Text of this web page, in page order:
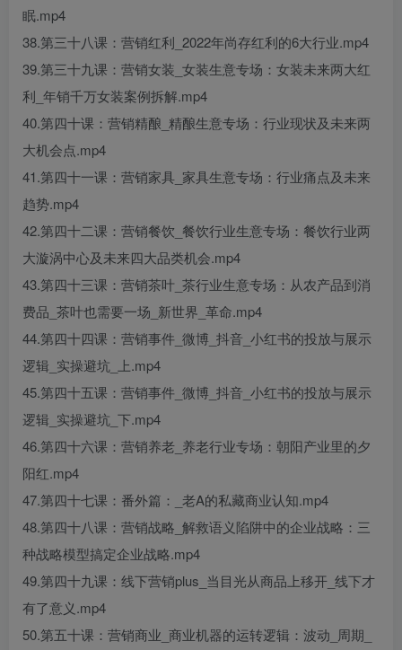
眠.mp4
38.第三十八课：营销红利_2022年尚存红利的6大行业.mp4
39.第三十九课：营销女装_女装生意专场：女装未来两大红
利_年销千万女装案例拆解.mp4
40.第四十课：营销精酿_精酿生意专场：行业现状及未来两
大机会点.mp4
41.第四十一课：营销家具_家具生意专场：行业痛点及未来
趋势.mp4
42.第四十二课：营销餐饮_餐饮行业生意专场：餐饮行业两
大漩涡中心及未来四大品类机会.mp4
43.第四十三课：营销茶叶_茶行业生意专场：从农产品到消
费品_茶叶也需要一场_新世界_革命.mp4
44.第四十四课：营销事件_微博_抖音_小红书的投放与展示
逻辑_实操避坑_上.mp4
45.第四十五课：营销事件_微博_抖音_小红书的投放与展示
逻辑_实操避坑_下.mp4
46.第四十六课：营销养老_养老行业专场：朝阳产业里的夕
阳红.mp4
47.第四十七课：番外篇：_老A的私藏商业认知.mp4
48.第四十八课：营销战略_解救语义陷阱中的企业战略：三
种战略模型搞定企业战略.mp4
49.第四十九课：线下营销plus_当目光从商品上移开_线下才
有了意义.mp4
50.第五十课：营销商业_商业机器的运转逻辑：波动_周期_